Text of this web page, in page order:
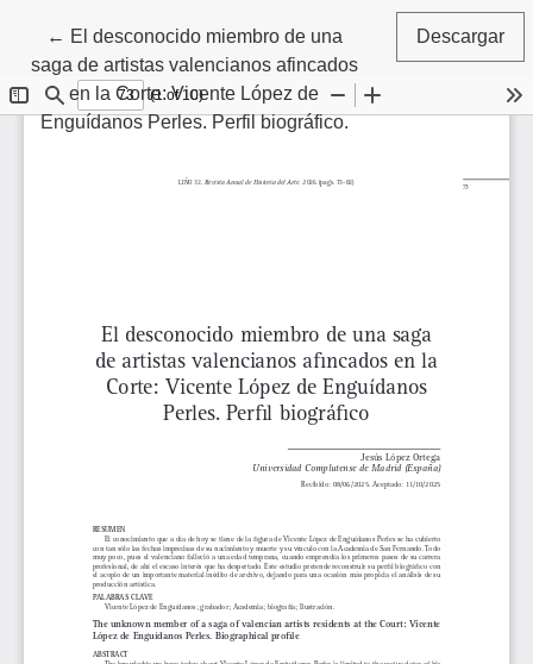
← Volver a los detalles del artículo
El desconocido miembro de una
saga de artistas valencianos afincados
en la Corte: Vicente López de
Enguídanos Perles. Perfil biográfico.
Descargar